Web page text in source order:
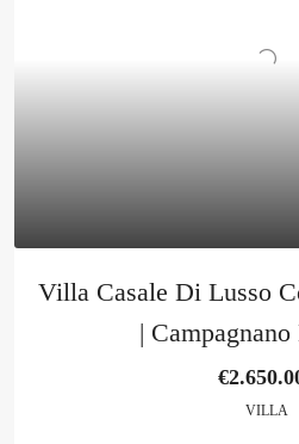
Villa Casale Di Lusso
|
VILLA